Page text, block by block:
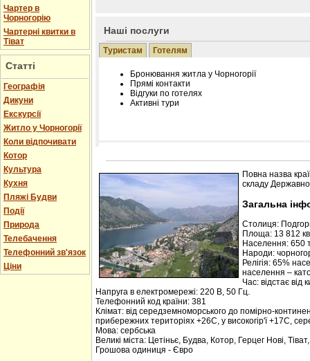
Чартер в
Чорногорію
Чартерні квитки в
Тіват
Статті
Географія
Дикуни
Екскурсії
Житло у Чорногорії
Коли відпочивати
Котор
Культура
Кухня
Пляжі Будви
Події
Природа
Телебачення
Телефонний зв'язок
Ціни
Наші послуги
Туристам Готелям
Бронювання житла у Чорногорії
Прямі контакти
Відгуки по готелях
Активні тури
Розміщення інформації про готель на
Редагування інформації і цін на вимогу
Лічільник відвідувачів
Повна назва
складу
Загальна
Столиця:
Площа: 13 812
Населення: 650
Народи:
Релігія: 65%
населення –
Час: відстає від
Напруга в електромережі: 220 В, 50 Гц.
Телефонний код країни: 381
Клімат: від середземноморського до помірно-
прибережних територіях +26С, у високогір'ї +17С,
Мова: сербська
Великі міста: Цетіньє, Будва, Котор, Герцег Нові,
Грошова одиниця - Євро